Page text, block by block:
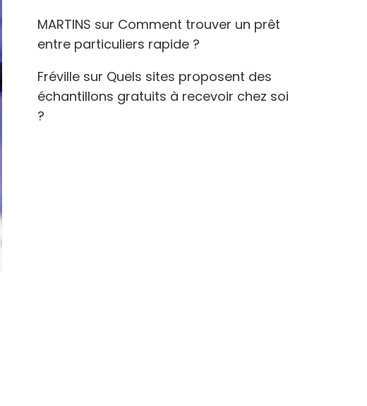
MARTINS sur Comment trouver un prêt
entre particuliers rapide ?
Fréville sur Quels sites proposent des
échantillons gratuits à recevoir chez soi
?